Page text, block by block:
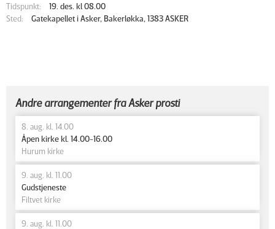
Tidspunkt:
19. des. kl 08.00
Sted:
Gatekapellet i Asker, Bakerløkka, 1383 ASKER
Andre arrangementer fra Asker prosti
8. aug. kl. 14.00
Åpen kirke kl. 14.00-16.00
Hurum kirke
9. aug. kl. 11.00
Gudstjeneste
Filtvet kirke
9. aug. kl. 11.00